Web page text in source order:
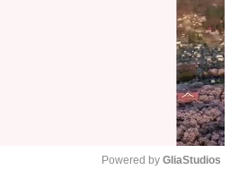
Powered by GliaStudios